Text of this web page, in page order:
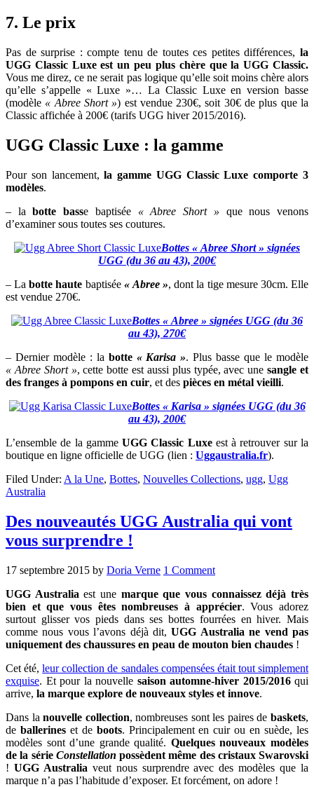
7. Le prix
Pas de surprise : compte tenu de toutes ces petites différences, la
UGG Classic Luxe est un peu plus chère que la UGG Classic.
Vous me direz, ce ne serait pas logique qu’elle soit moins chère alors
qu’elle s’appelle « Luxe »… La Classic Luxe en version basse
(modèle « Abree Short ») est vendue 230€, soit 30€ de plus que la
Classic affichée à 200€ (tarifs UGG hiver 2015/2016).
UGG Classic Luxe : la gamme
Pour son lancement,la gamme UGG Classic Luxe comporte 3
modèles.
– labotte basse baptisée « Abree Short » que nous venons
d’examiner sous toutes ses coutures.
Bottes « Abree Short » signées
UGG (du 36 au 43), 200€
– Labotte haute baptisée « Abree », dont la tige mesure 30cm. Elle
est vendue 270€.
Bottes « Abree » signées UGG (du 36
au 43), 270€
– Dernier modèle : la botte « Karisa ». Plus basse que le modèle
« Abree Short », cette botte est aussi plus typée, avec unesangle et
des franges à pompons en cuir, et des pièces en métal vieilli.
Bottes « Karisa » signées UGG (du 36
au 43), 200€
L’ensemble de la gammeUGG Classic Luxeest à retrouver sur la
boutique en ligne officielle de UGG (lien : Uggaustralia.fr).
Filed Under: A la Une, Bottes, Nouvelles Collections, ugg, Ugg
Australia
Des nouveautés UGG Australia qui vont
vous surprendre !
17 septembre 2015 by Doria Verne 1 Comment
UGG Australia est une marque que vous connaissez déjà très
bien et que vous êtes nombreuses à apprécier. Vous adorez
surtout glisser vos pieds dans ses bottes fourrées en hiver. Mais
comme nous vous l’avons déjà dit,UGG Australia ne vend pas
uniquement des chaussures en peau de mouton bien chaudes !
Cet été,leur collection de sandales compensées était tout simplement
exquise. Et pour la nouvelle saison automne-hiver 2015/2016qui
arrive, la marque explore de nouveaux styles et innove.
Dans lanouvelle collection, nombreuses sont les paires debaskets,
de ballerineset de boots. Principalement en cuir ou en suède, les
modèles sont d’une grande qualité. Quelques nouveaux modèles
de la série Constellation possèdent même des cristaux Swarovski
! UGG Australia veut nous surprendre avec des modèles que la
marque n’a pas l’habitude d’exposer. Et forcément, on adore !